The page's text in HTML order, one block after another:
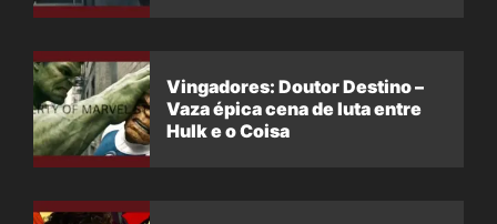
Vingadores: Doutor Destino –
Vaza épica cena de luta entre
Hulk e o Coisa